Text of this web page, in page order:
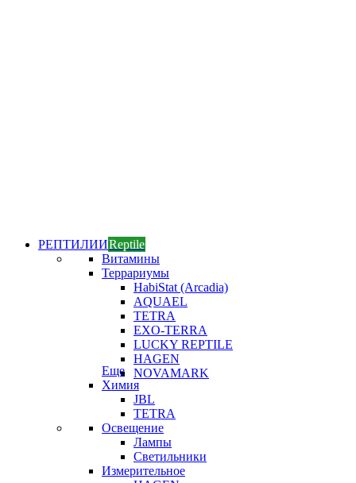
РЕПТИЛИИReptile
Витамины
Террариумы
HabiStat (Arcadia)
AQUAEL
TETRA
EXO-TERRA
LUCKY REPTILE
HAGEN
NOVAMARK
Еще
Химия
JBL
TETRA
Освещение
Лампы
Светильники
Измерительное